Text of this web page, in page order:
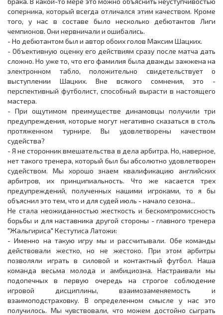
соперника, который всегда отличался этим качеством. Кроме
того, у нас в составе было несколько дебютантов Лиги
чемпионов. Они нервничали и ошибались.
- Но дебютантом был и автор обоих голов Максим Шацких.
- Объективную оценку его действиям сразу после матча дать
сложно. Но уже то, что его фамилия была дважды зажжена на
электронном табло, положительно свидетельствует о
выступлении Шацких. Вне всякого сомнения, это -
перспективный футболист, способный вырасти в настоящего
мастера.
- При ощутимом преимуществе динамовцы получили три
предупреждения, которые могут негативно сказаться в столь
протяженном турнире. Вы удовлетворены качеством
судейства?
- Я не сторонник вмешательства в дела арбитра. Но, наверное,
нет такого тренера, который был бы абсолютно удовлетворен
судейством. Мы хорошо знаем квалификацию английских
арбитров, их принципиальность. Что же касается трех
предупреждений, полученных нашими игроками, то я бы
объяснил это тем, что и для судей июль - начало сезона...
Не стала неожиданностью жесткость и бескомпромиссность
борьбы и для наставника другой стороны - главного тренера
"Жальгириса" Кестутиса Латожи:
- Именно на такую игру мы и рассчитывали. Обе команды
действовали жестко, но не жестоко. При этом арбитры
позволяли играть в силовой и контактный футбол. Наша
команда весьма молода и амбициозна. Настраивали мы
подопечных в первую очередь на строгое соблюдение
игровой дисциплины, взаимозаменяемость и
взаимоподстраховку. В определенном смысле у нас это
получилось. Мы чувствовали, что можем достойно сыграть